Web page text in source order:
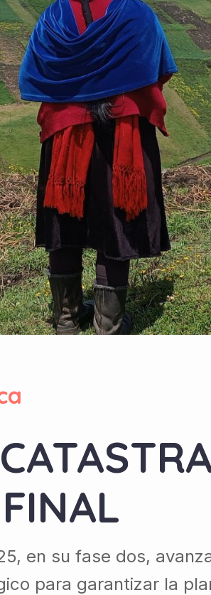
en su fase dos,
para garantizar la